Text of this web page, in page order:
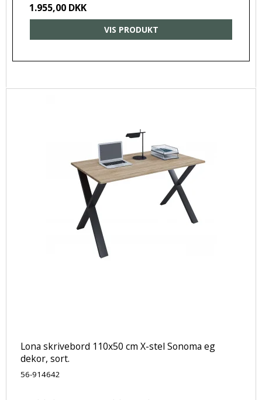
1.955,00 DKK
VIS PRODUKT
Lona skrivebord 110x50 cm X-stel Sonoma eg
dekor, sort.
56-914642